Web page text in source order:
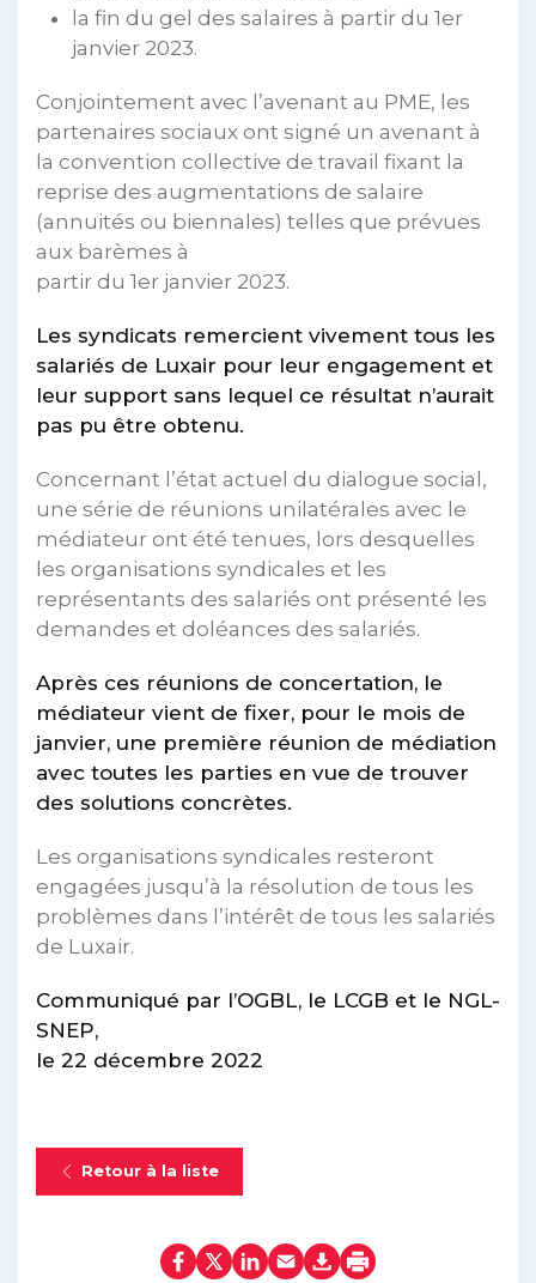
la fin du gel des salaires à partir du 1er
janvier 2023.
Conjointement avec l’avenant au PME, les
partenaires sociaux ont signé un avenant à
la convention collective de travail fixant la
reprise des augmentations de salaire
(annuités ou biennales) telles que prévues
aux barèmes à
partir du 1er janvier 2023.
Les syndicats remercient vivement tous les
salariés de Luxair pour leur engagement et
leur support sans lequel ce résultat n’aurait
pas pu être obtenu.
Concernant l’état actuel du dialogue social,
une série de réunions unilatérales avec le
médiateur ont été tenues, lors desquelles
les organisations syndicales et les
représentants des salariés ont présenté les
demandes et doléances des salariés.
Après ces réunions de concertation, le
médiateur vient de fixer, pour le mois de
janvier, une première réunion de médiation
avec toutes les parties en vue de trouver
des solutions concrètes.
Les organisations syndicales resteront
engagées jusqu’à la résolution de tous les
problèmes dans l’intérêt de tous les salariés
de Luxair.
Communiqué par l’OGBL, le LCGB et le NGL-
SNEP,
le 22 décembre 2022
Retour à la liste